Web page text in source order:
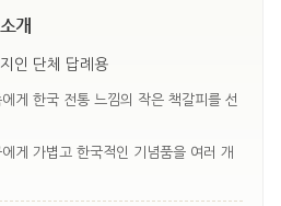
개
인 단체 답례용
게 한국 전통 느낌의 작은 책갈피를 선
게 가볍고 한국적인 기념품을 여러 개